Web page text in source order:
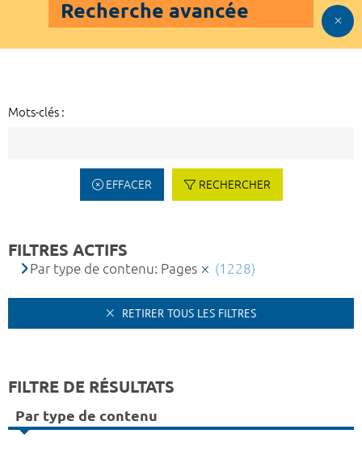
Recherche avancée
Mots-clés :
EFFACER RECHERCHER
FILTRES ACTIFS
Par type de contenu: Pages (1228)
RETIRER TOUS LES FILTRES
FILTRE DE RÉSULTATS
Par type de contenu